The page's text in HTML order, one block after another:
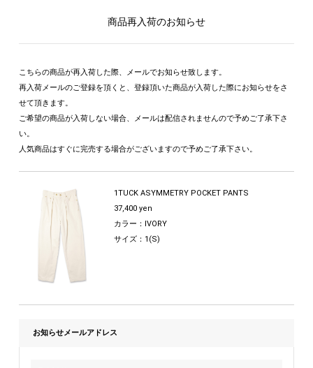
商品再入荷のお知らせ
こちらの商品が再入荷した際、メールでお知らせ致します。
再入荷メールのご登録を頂くと、登録頂いた商品が入荷した際にお知らせをさ
せて頂きます。
ご希望の商品が入荷しない場合、メールは配信されませんので予めご了承下さ
い。
人気商品はすぐに完売する場合がございますので予めご了承下さい。
1TUCK ASYMMETRY POCKET PANTS
37,400 yen
カラー：IVORY
サイズ：1(S)
お知らせメールアドレス